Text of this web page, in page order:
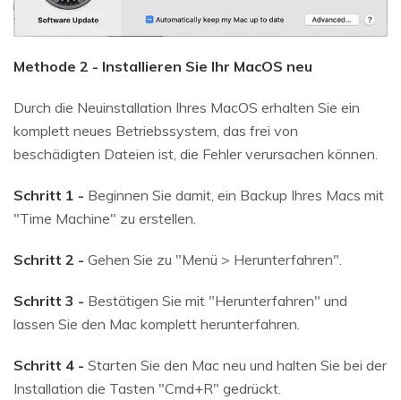
Methode 2 - Installieren Sie Ihr MacOS neu
Durch die Neuinstallation Ihres MacOS erhalten Sie ein
komplett neues Betriebssystem, das frei von
beschädigten Dateien ist, die Fehler verursachen können.
Schritt 1 - Beginnen Sie damit, ein Backup Ihres Macs mit
"Time Machine" zu erstellen.
Schritt 2 - Gehen Sie zu "Menü > Herunterfahren".
Schritt 3 - Bestätigen Sie mit "Herunterfahren" und
lassen Sie den Mac komplett herunterfahren.
Schritt 4 - Starten Sie den Mac neu und halten Sie bei der
Installation die Tasten "Cmd+R" gedrückt.